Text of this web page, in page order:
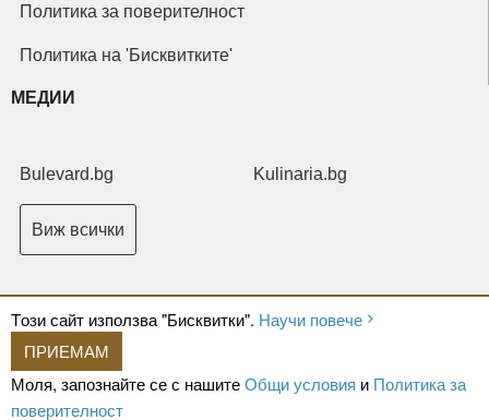
Tози сайт използва "Бисквитки". Научи повече
ПРИЕМАМ
Моля, запознайте се с нашитеОбщи условия и Политика за
поверителност
Политика за поверителност
Политика на 'Бисквитките'
МЕДИИ
Bulevard.bg Kulinaria.bg
Виж всички
Copyright © 2026 Ксениум ООД. Всички права запазени.
XeniumCompany.com